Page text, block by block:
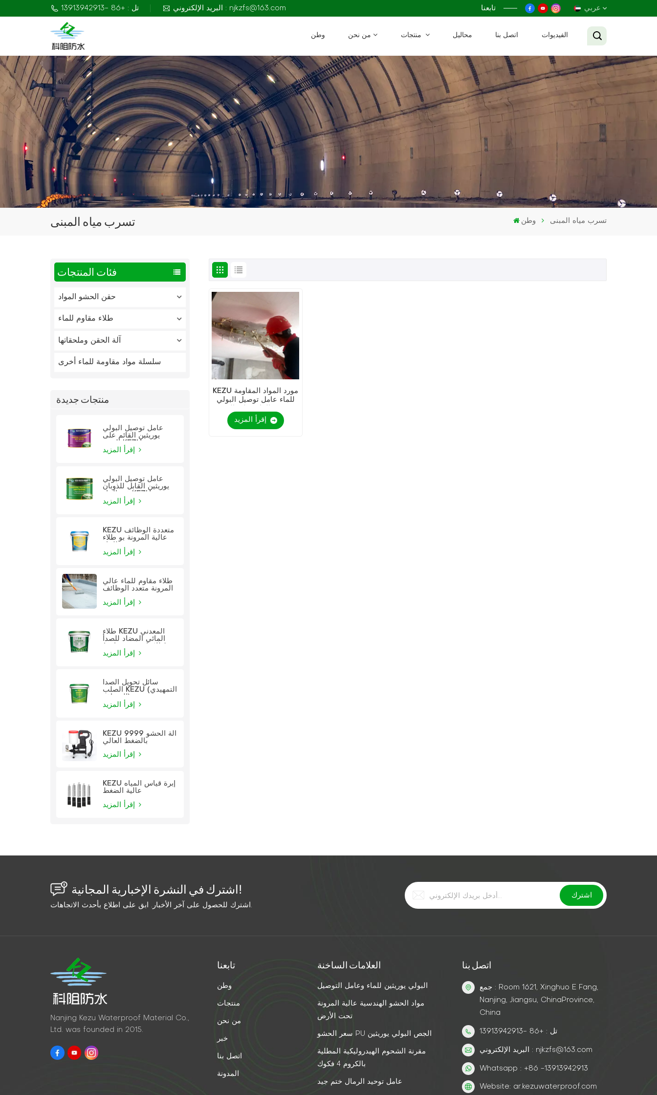
تل : +86 -13913942913 البريد الإلكتروني : njkzfs@163.com تابعنا عربي
Français
Русский
وطن من نحن محاليل اتصل بنا الفيديوات
تسرب مياه المبنى وطن تسرب مياه المبنى
فئات المنتجات
حقن الحشو المواد
طلاء مقاوم للماء
آلة الحقن وملحقاتها
سلسلة مواد مقاومة للماء أخرى
منتجات جديدة
عامل توصيل البولي
يوريثين القائم على
عامل توصيل البولي
يوريثين القابل للذوبان
KEZU متعددة الوظائف
عالية المرونة بو طلاء
طلاء مقاوم للماء عالي
المرونة متعدد الوظائف
طلاء KEZU المعدني
المائي المضاد للصدأ
سائل تحويل الصدأ
الصلب KEZU (التمهيدي
KEZU 9999 آلة الحشو
بالضغط العالي
KEZU إبرة قياس المياه
عالية الضغط
KEZU مورد المواد المقاومة
للماء عامل توصيل البولي
إقرأ المزيد
اشترك في النشرة الإخبارية المجانية!
اشترك للحصول على آخر الأخبار. ابق على اطلاع بأحدث الاتجاهات.
Nanjing Kezu Waterproof Material Co.,
Ltd. was founded in 2015.
تابعنا
وطن
منتجات
من نحن
خبر
اتصل بنا
المدونة
العلامات الساخنة
البولي يوريثين للماء وعامل التوصيل
مواد الحشو الهندسية عالية المرونة
تحت الأرض
سعر الحشو PU الجص البولي يوريثين
مقرنة الشحوم الهيدروليكية المطلية
بالكروم 4 فكوك
عامل توحيد الرمال ختم جيد
اتصل بنا
جمع : Room 1621, Xinghuo E Fang,
Nanjing, Jiangsu, ChinaProvince,
China
تل : +86 -13913942913
البريد الإلكتروني : njkzfs@163.com
Whatsapp : +86 -13913942913
Website: ar.kezuwaterproof.com